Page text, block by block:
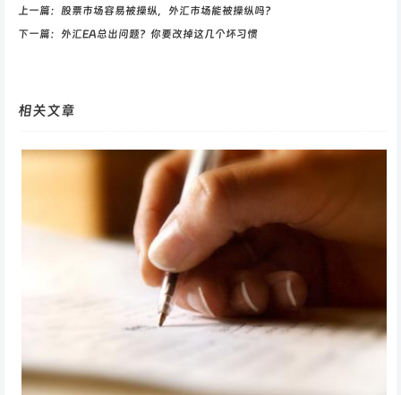
上一篇： 股票市场容易被操纵，外汇市场能被操纵吗？
下一篇： 外汇EA总出问题？你要改掉这几个坏习惯
相关文章